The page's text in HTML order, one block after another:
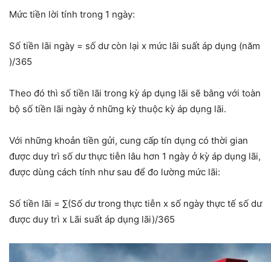
Mức tiền lời tính trong 1 ngày:
Số tiền lãi ngày = số dư còn lại x mức lãi suất áp dụng (năm
)/365
Theo đó thì số tiền lãi trong kỳ áp dụng lãi sẽ bằng với toàn
bộ số tiền lãi ngày ở những kỳ thuộc kỳ áp dụng lãi.
Với những khoản tiền gửi, cung cấp tín dụng có thời gian
được duy trì số dư thực tiễn lâu hơn 1 ngày ở kỳ áp dụng lãi,
được dùng cách tính như sau để đo lường mức lãi:
Số tiền lãi = ∑(Số dư trong thực tiễn x số ngày thực tế số dư
được duy trì x Lãi suất áp dụng lãi)/365